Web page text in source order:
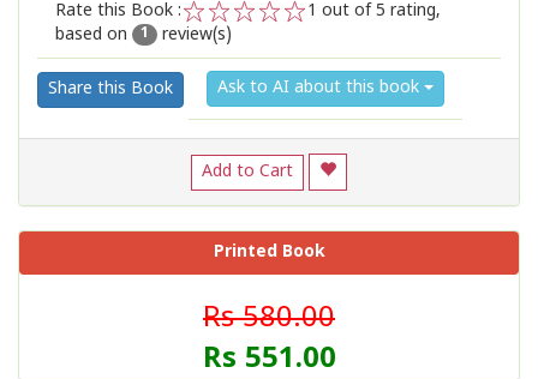
Rate this Book :
2
1
1 out of 5 rating,
based on
1 review(s)
Share this Book Ask to AI about this book
Add to Cart
Printed Book
Rs 580.00
Rs 551.00